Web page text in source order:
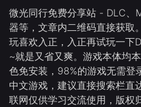
微光同行免费分享站 - DLC、
器等，文章内二维码直接获取
玩喜欢入正，入正再试玩一下
~就是又省又爽。游戏本体均
色免安装，98%的游戏无需登
中文游戏，建议直接搜索栏直
联网仅供学习交流使用，版权